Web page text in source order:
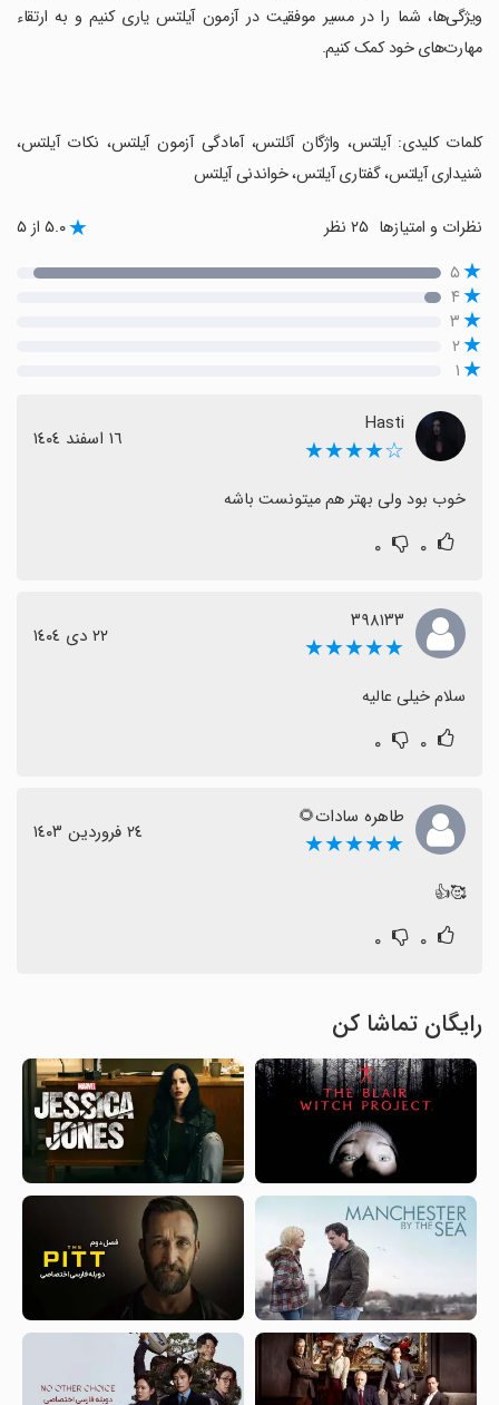
ویژگی‌ها، شما را در مسیر موفقیت در آزمون آیلتس یاری کنیم و به ارتقاء
مهارت‌های خود کمک کنیم.
‏کلمات کلیدی: آیلتس، واژگان آئلتس، آمادگی آزمون آیلتس، نکات آیلتس،
شنیداری آیلتس، گفتاری آیلتس، خواندنی آیلتس
نظرات و امتیازها ۵.۰ از ۵
۵
۴
۳
۲
۱
Hasti
☆★★★★ ١٦ اسفند ١٤٠٤
خوب بود ولی بهتر هم میتونست باشه
۰ ۰
۳۹۸۱۳۳
★★★★★ ٢٢ دی ١٤٠٤
سلام خیلی عالیه
۰ ۰
طاهره سادات🌻
★★★★★ ٢٤ فروردین ١٤٠٣
🥰👍
۰ ۰
رایگان تماشا کن